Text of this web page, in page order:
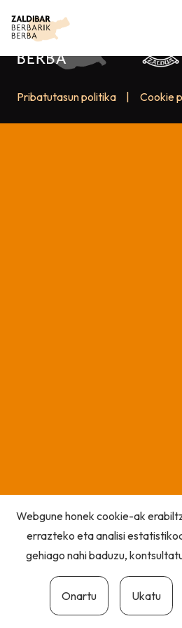
Pribatutasun politika Cookie
Webgune honek cookie-ak
errazteko eta analisi
gehiago nahi baduzu,
Onartu Ukatu